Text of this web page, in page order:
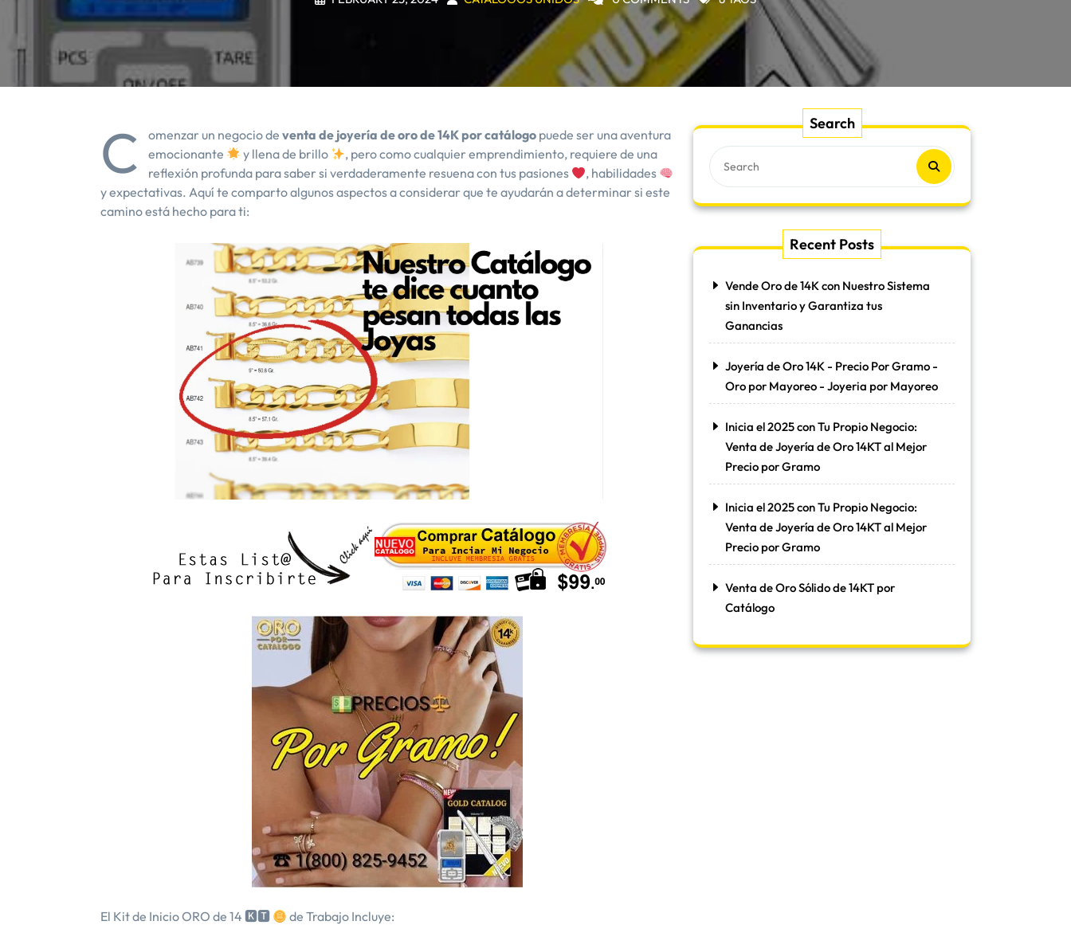
C omenzar un negocio de venta de joyería de oro de 14K por catálogo puede ser una aventura
emocionante
y llena de brillo
, pero como cualquier emprendimiento, requiere de una
reflexión profunda para saber si verdaderamente resuena con tus pasiones
, habilidades
y expectativas. Aquí te comparto algunos aspectos a considerar que te ayudarán a determinar si este
camino está hecho para ti:
El Kit de Inicio ORO de 14 🅺🆃 de Trabajo Incluye:
Search
Recent Posts
Vende Oro de 14K con Nuestro Sistema
sin Inventario y Garantiza tus
Ganancias
Joyería de Oro 14K - Precio Por Gramo -
Oro por Mayoreo - Joyeria por Mayoreo
Inicia el 2025 con Tu Propio Negocio:
Venta de Joyería de Oro 14KT al Mejor
Precio por Gramo
Inicia el 2025 con Tu Propio Negocio:
Venta de Joyería de Oro 14KT al Mejor
Precio por Gramo
Venta de Oro Sólido de 14KT por
Catálogo